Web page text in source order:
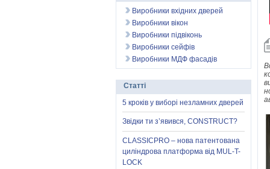
Виробники вхідних дверей
Виробники вікон
Виробники підвіконь
Виробники сейфів
Виробники МДФ фасадів
Статті
5 кроків у виборі незламних дверей
Звідки ти з’явився, CONSTRUCT?
CLASSICPRO – нова патентована
циліндрова платформа від MUL-T-
LOCK